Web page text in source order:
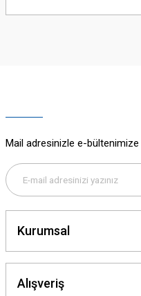
yetersiz gördüğünüz noktaları
Bu ürüne benzer farklı
Mail adresinizle e-bültenimize
Kurumsal
Alışveriş